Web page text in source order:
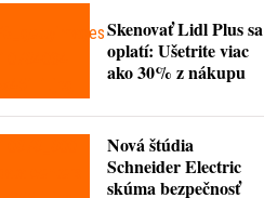
Skenovať Lidl Plus sa
oplatí: Ušetrite viac
ako 30% z nákupu
Nová štúdia
Schneider Electric
skúma bezpečnosť